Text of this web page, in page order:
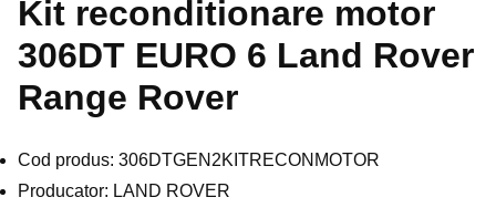
Kit reconditionare motor
306DT EURO 6 Land Rover
Range Rover
Cod produs: 306DTGEN2KITRECONMOTOR
Producator: LAND ROVER